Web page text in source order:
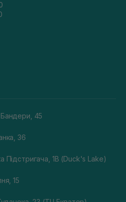
Бандери, 45
36
Підстригача, 1В (Duck's Lake)
15